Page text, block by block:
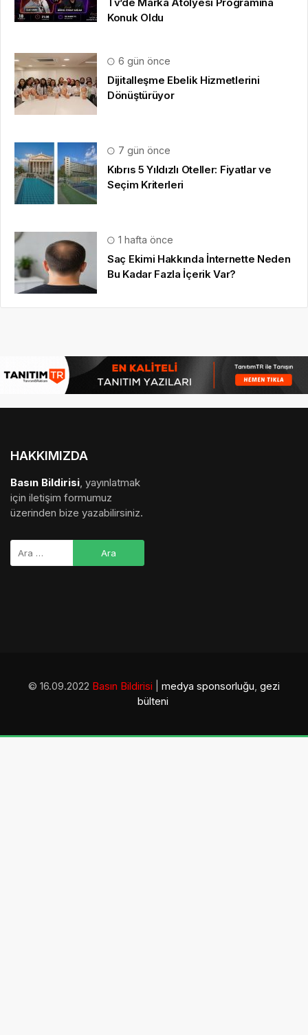
Konuk Oldu
6 gün önce
Dijitalleşme Ebelik Hizmetlerini
Dönüştürüyor
7 gün önce
Kıbrıs 5 Yıldızlı Oteller: Fiyatlar ve
Seçim Kriterleri
1 hafta önce
Saç Ekimi Hakkında İnternette Neden
Bu Kadar Fazla İçerik Var?
HAKKIMIZDA
Basın Bildirisi, yayınlatmak
için iletişim formumuz
üzerinden bize yazabilirsiniz.
© 16.09.2022 Basın Bildirisi medya sponsorluğu, gezi
bülteni